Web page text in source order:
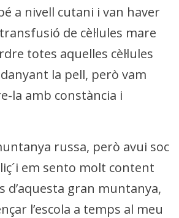
a nivell cutani i van haver
de cèl·lules mare
totes aquelles cèl·lules
la pell, però vam
la amb constància i
russa, però avui soc
em sento molt content
d’aquesta gran muntanya,
l’escola a temps al meu